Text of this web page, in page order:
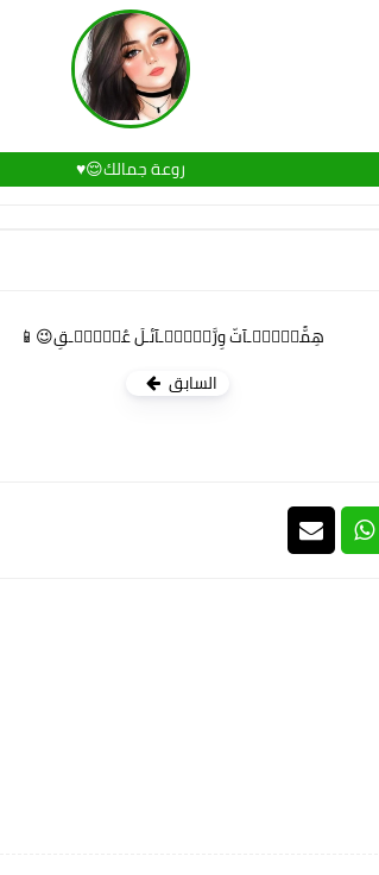
روعة جمالك😌♥
هِمََّسۣۗـۙـآتّ وِرَّسۣۗـۙـآئـلَ عٌشۣۗـۙـقِ😉📱
السابق